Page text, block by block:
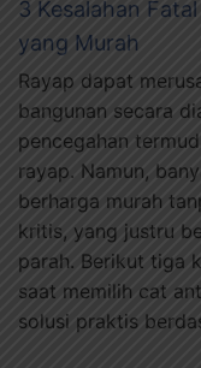
3 Kesalahan
yang Murah
Rayap dapat
bangunan secara
pencegahan
rayap. Namun,
berharga murah
kritis, yang justru
parah. Berikut tiga
saat memilih cat
solusi praktis